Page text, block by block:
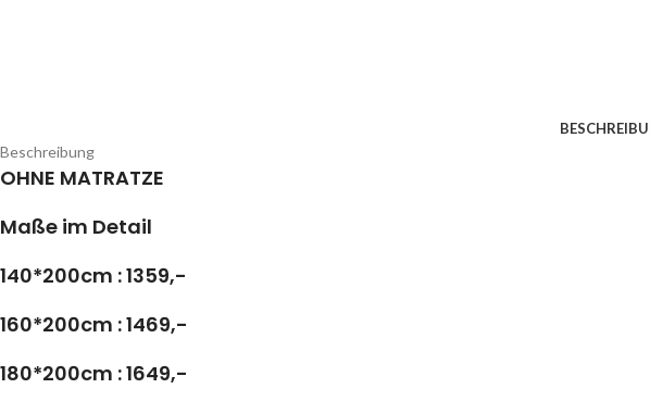
Beschreibung
OHNE MATRATZE
Maße im Detail
140*200cm : 1359,-
160*200cm : 1469,-
180*200cm : 1649,-